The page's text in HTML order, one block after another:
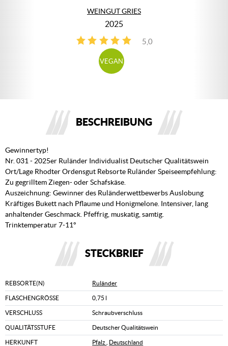
WEINGUT GRIES
2025
5,0
3
VEGAN
BESCHREIBUNG
Gewinnertyp!
Nr. 031 - 2025er Ruländer Individualist Deutscher Qualitätswein
Ort/Lage Rhodter Ordensgut Rebsorte Ruländer Speiseempfehlung:
Zu gegrilltem Ziegen- oder Schafskäse.
Auszeichnung: Gewinner des Ruländerwettbewerbs Auslobung
Kräftiges Bukett nach Pflaume und Honigmelone. Intensiver, lang
anhaltender Geschmack. Pfeffrig, muskatig, samtig.
Trinktemperatur 7-11°
STECKBRIEF
REBSORTE(N) Ruländer
FLASCHENGRÖSSE 0,75 l
VERSCHLUSS Schraubverschluss
QUALITÄTSSTUFE Deutscher Qualitätswein
HERKUNFT Pfalz Deutschland